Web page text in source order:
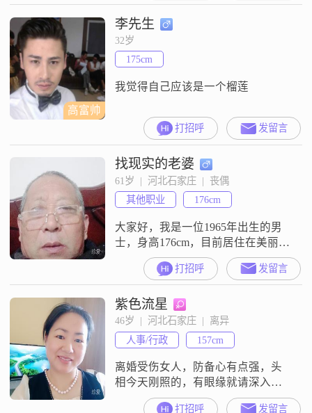
以下，但我一直保持着积极向上的
生活态度##3002##我性格开朗，总
是爱笑，善于理解他人的感受，也
懂得如何让生活变得更加美好
##3002##我热爱生活，尤其喜欢精
致的家居装饰
高富帅
李先生
32岁
175cm
我觉得自己应该是一个榴莲
打招呼 发留言
找现实的老婆
61岁  |  河北石家庄  |  丧偶
其他职业
176cm
大家好，我是一位1965年出生的男
士，身高176cm，目前居住在美丽的
石家庄##3002##我的月收入在3001
到5000元之间，虽然不算特别高，
但足以让我过上安稳的生活
##3002##我性格稳重可靠，真诚待
人，责任感强##3002##在生活中，
我始终坚持勤俭节约的原则，不铺
张浪费##3002##我相信，只有通过
辛勤劳
打招呼 发留言
紫色流星
46岁  |  河北石家庄  |  离异
人事/行政
157cm
离婚受伤女人，防备心有点强，头
相今天刚照的，有眼缘就请深入了
解，离婚后无财无权，骗子无需费
打招呼 发留言